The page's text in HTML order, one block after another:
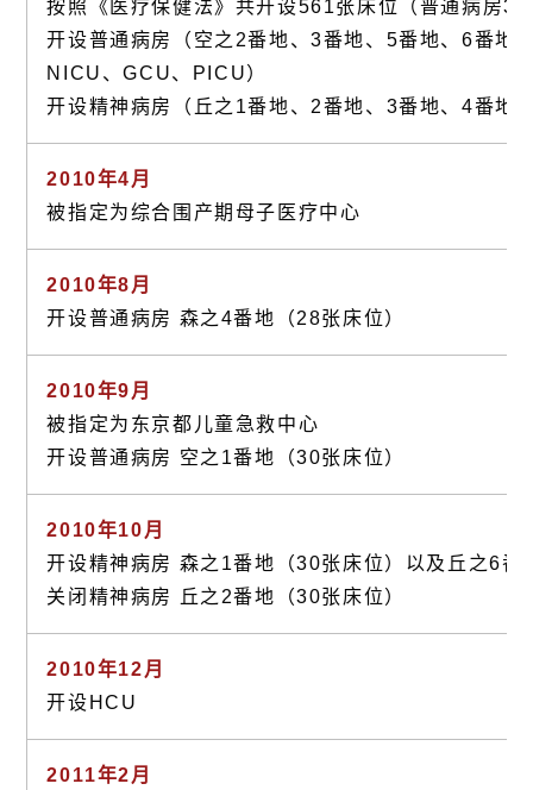
按照《医疗保健法》共开设561张床位（普通病房
开设普通病房（空之2番地、3番地、5番地、6番地
NICU、GCU、PICU）
开设精神病房（丘之1番地、2番地、3番地、4番地
2010年4月
被指定为综合围产期母子医疗中心
2010年8月
开设普通病房 森之4番地（28张床位）
2010年9月
被指定为东京都儿童急救中心
开设普通病房 空之1番地（30张床位）
2010年10月
开设精神病房 森之1番地（30张床位）以及丘之6番
关闭精神病房 丘之2番地（30张床位）
2010年12月
开设HCU
2011年2月